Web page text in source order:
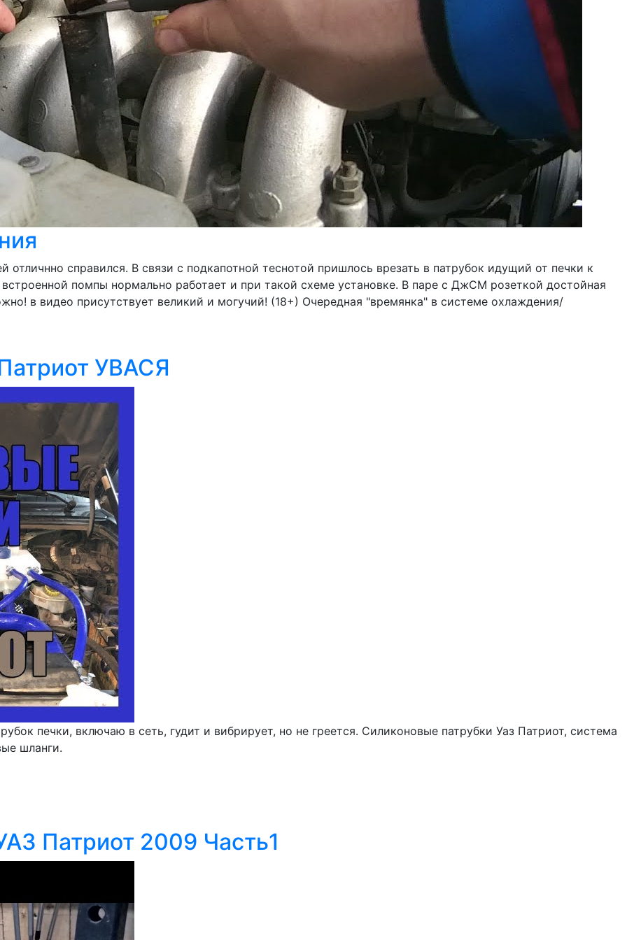
справился. В связи с подкапотной теснотой пришлось врезать в патрубок идущий от печки к
помпы нормально работает и при такой схеме установке. В паре с ДжСМ розеткой достойная
в видео присутствует великий и могучий! (18+) Очередная "времянка" в системе охлаждения/
УВАСЯ
печки, включаю в сеть, гудит и вибрирует, но не греется. Силиконовые патрубки Уаз Патриот, система
шланги.
Патриот 2009 Часть1